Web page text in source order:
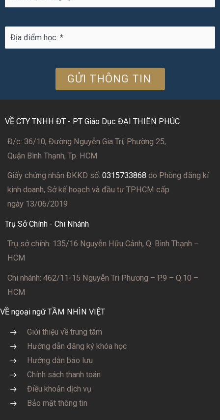
VỀ CTY TNHH ĐT - PT Giáo Dục ĐẠI THIÊN PHÚC
Đ/c: 36/10, Đường Nguyễn Gia Trí, Phường 25,
Quận Bình Thạnh, Tp. HCM
Giấy chứng nhận ĐKKD số: 0315733868 do Phòng đăng kí
kinh doanh, Sở kế hoạch và đầu tư TPHCM cấp
ngày 13/06/2019
Trụ Sở Chính - Chi Nhánh
Trụ sở chính: 135/16 Nguyễn Hữu Cảnh, Q. Bình Thạnh –
HCM
Chi nhánh: 462/11-15 Nguyễn Tri Phương – P.9 – Q.10 –
HCM
VỀ ngoại ngữ TẦM NHÌN VIỆT
Giới thiệu về trung tâm
Hướng dẫn đăng ký khóa học
Hướng dẫn bảo lưu
Chính sách thanh toán
Điều khoản dịch vụ
Bảo mật thông tin